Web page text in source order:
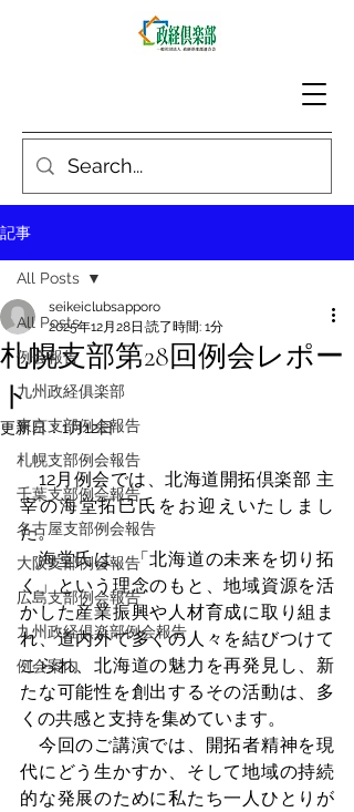
記事
All Posts
例会報告
九州政経俱楽部
東京支部例会報告
札幌支部例会報告
千葉支部例会報告
名古屋支部例会報告
大阪支部例会報告
広島支部例会報告
九州政経倶楽部例会報告
例会案内
All Posts
札幌支部第28回例会レポー
ト
seikeiclubsapporo
2025年12月28日 読了時間: 1分
更新日：1月12日
12月例会では、北海道開拓倶楽部 主
宰の海堂拓巳氏をお迎えいたしまし
た。
海堂氏は、「北海道の未来を切り拓
く」という理念のもと、地域資源を活
かした産業振興や人材育成に取り組ま
れ、道内外で多くの人々を結びつけて
こられ、北海道の魅力を再発見し、新
たな可能性を創出するその活動は、多
くの共感と支持を集めています。
今回のご講演では、開拓者精神を現
代にどう生かすか、そして地域の持続
的な発展のために私たち一人ひとりが